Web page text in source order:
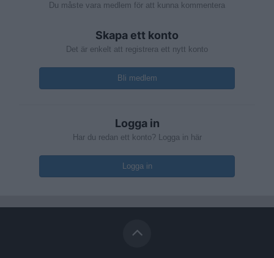
Du måste vara medlem för att kunna kommentera
Skapa ett konto
Det är enkelt att registrera ett nytt konto
Bli medlem
Logga in
Har du redan ett konto? Logga in här
Logga in